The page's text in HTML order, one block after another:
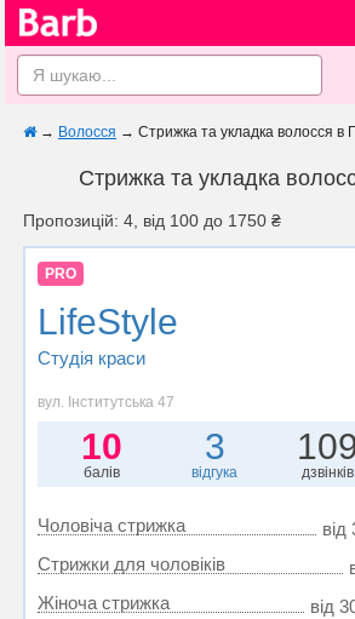
→ Волосся → Стрижка та укладка волосся в
Стрижка та укладка
Пропозицій: 4, від 100 до 1750 ₴
PRO
LifeStyle
Студія краси
вул. Інститутська 47
10
балів
3
відгука дзвінків
Чоловіча стрижка
від
Стрижки для чоловіків
Жіноча стрижка
від